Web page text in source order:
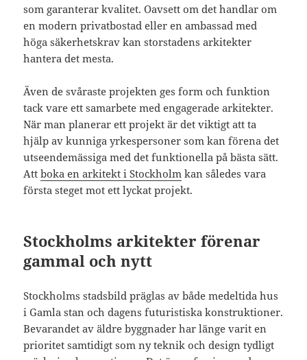
som garanterar kvalitet. Oavsett om det handlar om
en modern privatbostad eller en ambassad med
höga säkerhetskrav kan storstadens arkitekter
hantera det mesta.
Även de svåraste projekten ges form och funktion
tack vare ett samarbete med engagerade arkitekter.
När man planerar ett projekt är det viktigt att ta
hjälp av kunniga yrkespersoner som kan förena det
utseendemässiga med det funktionella på bästa sätt.
Attboka en arkitekt i Stockholm kan således vara
första steget mot ett lyckat projekt.
Stockholms arkitekter förenar
gammal och nytt
Stockholms stadsbild präglas av både medeltida hus
i Gamla stan och dagens futuristiska konstruktioner.
Bevarandet av äldre byggnader har länge varit en
prioritet samtidigt som ny teknik och design tydligt